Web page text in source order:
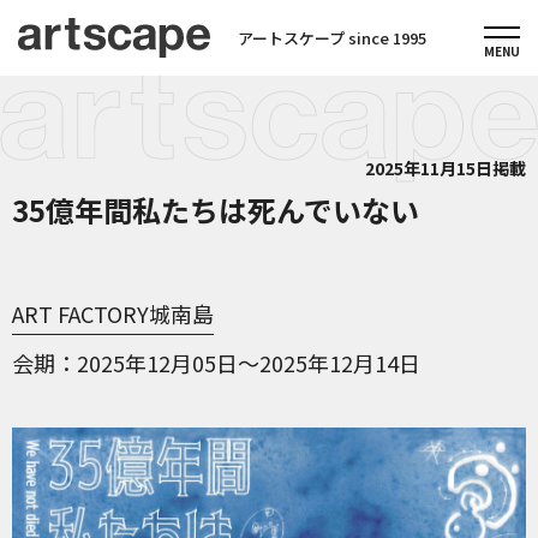
アートスケープ since 1995
2025年11月15日掲載
35億年間私たちは死んでいない
ART FACTORY城南島
会期
2025年12月05日～2025年12月14日